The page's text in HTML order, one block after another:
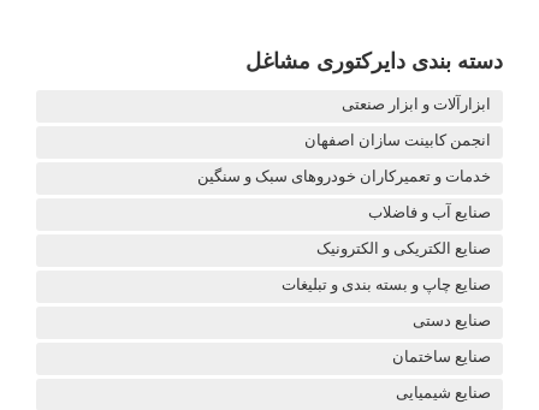
دسته بندی دایرکتوری مشاغل
ابزارآلات و ابزار صنعتی
انجمن کابینت سازان اصفهان
خدمات و تعمیرکاران خودروهای سبک و سنگین
صنایع آب و فاضلاب
صنایع الکتریکی و الکترونیک
صنایع چاپ و بسته بندی و تبلیغات
صنایع دستی
صنایع ساختمان
صنایع شیمیایی